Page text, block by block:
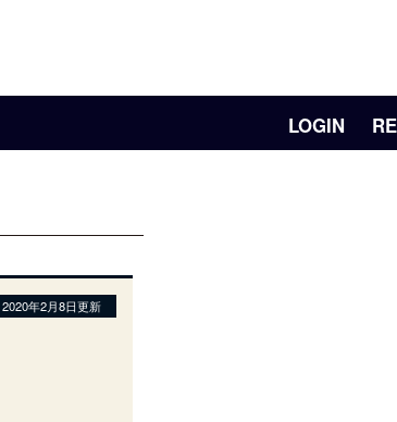
LOGIN
2020年2月8日更新